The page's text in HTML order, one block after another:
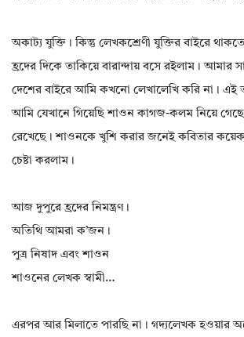
অকাট্য যুক্তি। কিন্তু লেখকশ্রেণী যুক্তির বাইরে
হ্রদের দিকে তাকিয়ে বারান্দায় বসে রইলাম।
দেশের বাইরে আমি কখনো লেখালেখি করি না। এই
আমি যেখানে গিয়েছি শাওন কাগজ-কলম নিয়ে
রেখেছে। শাওনকে খুশি করার জনেই কবিতার
চেষ্টা করলাম।
আজ দুপুরে হ্রদের নিমন্ত্রণ।
অতিথি আমরা ক’জন।
পুত্র নিষাদ এবং শাওন
শাওনের লেখক স্বামী…
এরপর আর মিলাতে পারছি না। গদ্যলেখক হওয়ার